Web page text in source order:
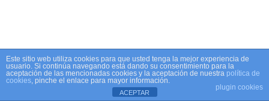
Este sitio web utiliza cookies para que usted tenga la mejor experiencia de
usuario. Si continúa navegando está dando su consentimiento para la
aceptación de las mencionadas cookies y la aceptación de nuestra política de
cookies, pinche el enlace para mayor información.
plugin cookies
ACEPTAR
0